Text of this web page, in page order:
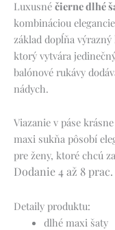
Luxusné čierne dlhé
kombináciou
základ dopĺňa
ktorý vytvára
balónové rukávy
nádych.
Viazanie v páse
maxi sukňa pôsobí
pre ženy, ktoré chcú
Dodanie 4 až 8
Detaily produktu:
dlhé maxi šaty